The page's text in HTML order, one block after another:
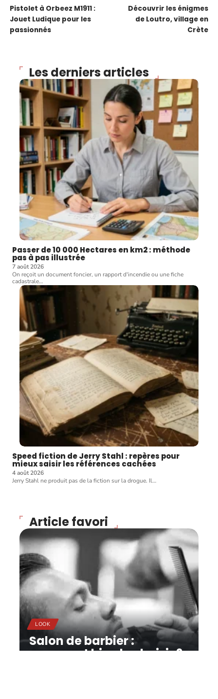
Pistolet à Orbeez M1911 :
Jouet Ludique pour les
passionnés
Découvrir les énigmes
de Loutro, village en
Crète
Les derniers articles
Passer de 10 000 Hectares en km2 : méthode
pas à pas illustrée
7 août 2026
On reçoit un document foncier, un rapport d'incendie ou une fiche
cadastrale…
Speed fiction de Jerry Stahl : repères pour
mieux saisir les références cachées
4 août 2026
Jerry Stahl ne produit pas de la fiction sur la drogue. Il…
Article favori
LOOK
Salon de barbier :
comment bien le choisir ?